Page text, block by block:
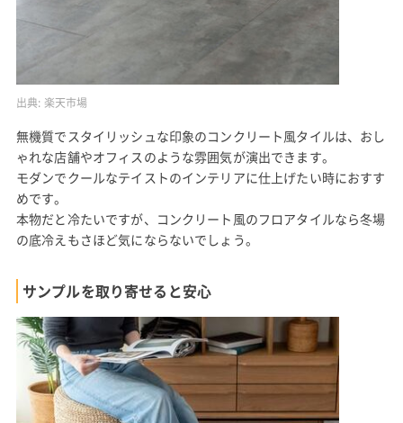
出典: 楽天市場
無機質でスタイリッシュな印象のコンクリート風タイルは、おし
ゃれな店舗やオフィスのような雰囲気が演出できます。
モダンでクールなテイストのインテリアに仕上げたい時におすす
めです。
本物だと冷たいですが、コンクリート風のフロアタイルなら冬場
の底冷えもさほど気にならないでしょう。
サンプルを取り寄せると安心